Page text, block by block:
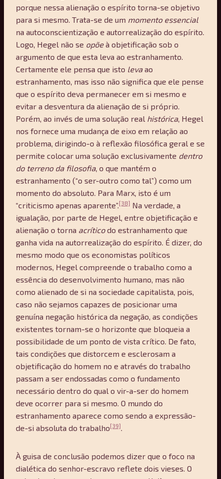
porque nessa alienação o espírito torna-se objetivo
para si mesmo. Trata-se de um momento essencial
na autoconscientização e autorrealização do espírito.
Logo, Hegel não se opõeà objetificação sob o
argumento de que esta leva ao estranhamento.
Certamente ele pensa que isto leva ao
estranhamento, mas isso não significa que ele pense
que o espírito deva permanecer em si mesmo e
evitar a desventura da alienação de si próprio.
Porém, ao invés de uma solução real histórica, Hegel
nos fornece uma mudança de eixo em relação ao
problema, dirigindo-o à reflexão filosófica geral e se
permite colocar uma solução exclusivamente dentro
do terreno da filosofia, o que mantém o
estranhamento (“o ser-outro como tal”) como um
momento do absoluto. Para Marx, isto é um
“criticismo apenas aparente”.[38] Na verdade, a
igualação, por parte de Hegel, entre objetificação e
alienação o torna acríticodo estranhamento que
ganha vida na autorrealização do espírito. É dizer, do
mesmo modo que os economistas políticos
modernos, Hegel compreende o trabalho como a
essência do desenvolvimento humano, mas não
como alienado de si na sociedade capitalista, pois,
caso não sejamos capazes de posicionar uma
genuína negação histórica da negação, as condições
existentes tornam-se o horizonte que bloqueia a
possibilidade de um ponto de vista crítico. De fato,
tais condições que distorcem e esclerosam a
objetificação do homem no e através do trabalho
passam a ser endossadas como o fundamento
necessário dentro do qual o vir-a-ser do homem
deve ocorrer para si mesmo. O mundo do
estranhamento aparece como sendo a expressão-
de-si absoluta do trabalho[39].
À guisa de conclusão podemos dizer que o foco na
dialética do senhor-escravo reflete dois vieses. O